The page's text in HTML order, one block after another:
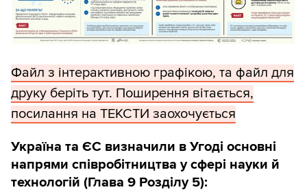
Файл з інтерактивною графікою, та файл для
друку беріть тут. Поширення вітається,
посилання на ТЕКСТИ заохочується
Україна та ЄС визначили в Угоді основні
напрями співробітництва у сфері науки й
технологій (Глава 9 Розділу 5):